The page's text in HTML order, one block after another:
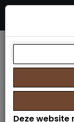
Ledikant Jasper
Deze website